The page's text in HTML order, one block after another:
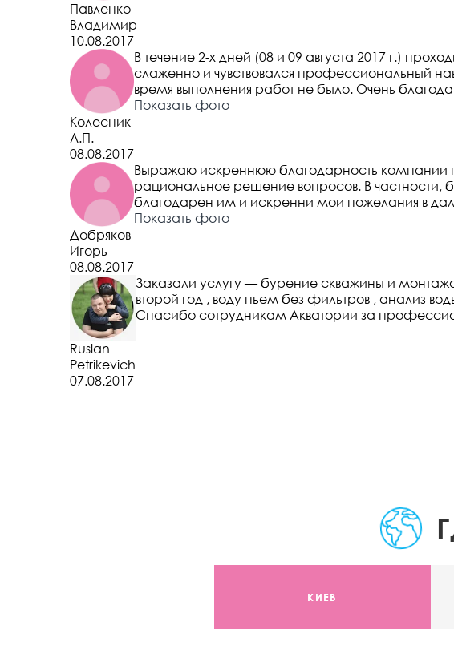
Павленко
Владимир
10.08.2017
Колесник
Л.П.
08.08.2017
В течение 2-х дней (08 и 09 августа 2017 г.)
слаженно и чувствовался профессиональный
время выполнения работ не было. Очень
Показать фото
Добряков
Игорь
08.08.2017
Выражаю искреннюю благодарность компании
рациональное решение вопросов. В
благодарен им и искренни мои пожелания в
Показать фото
Ruslan
Petrikevich
07.08.2017
Заказали услугу — бурение скважины и
второй год , воду пьем без фильтров , анализ
Спасибо сотрудникам Акватории за
КИЕВ